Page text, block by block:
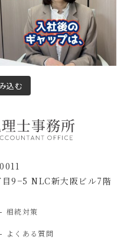
込む
9−5 NLC新大阪ビル7階
相続対策
よくある質問